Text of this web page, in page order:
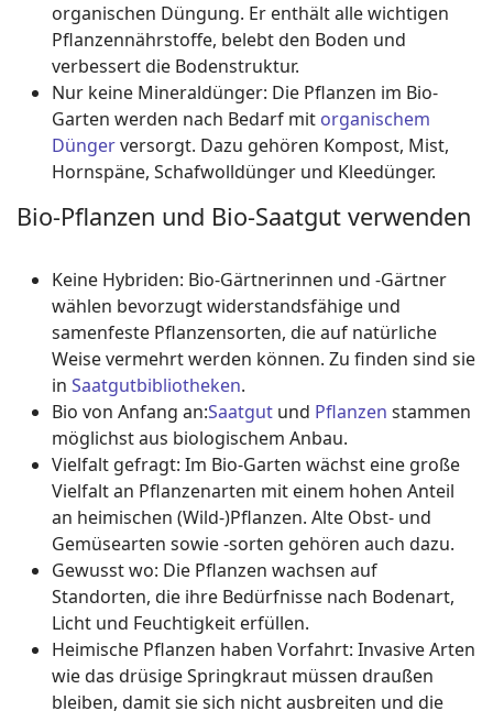
organischen Düngung. Er enthält alle wichtigen
Pflanzennährstoffe, belebt den Boden und
verbessert die Bodenstruktur.
Nur keine Mineraldünger: Die Pflanzen im Bio-
Garten werden nach Bedarf mit organischem
Düngerversorgt. Dazu gehören Kompost, Mist,
Hornspäne, Schafwolldünger und Kleedünger.
Bio-Pflanzen und Bio-Saatgut verwenden
Keine Hybriden: Bio-Gärtnerinnen und -Gärtner
wählen bevorzugt widerstandsfähige und
samenfeste Pflanzensorten, die auf natürliche
Weise vermehrt werden können. Zu finden sind sie
in Saatgutbibliotheken.
Bio von Anfang an:Saatgut und Pflanzen stammen
möglichst aus biologischem Anbau.
Vielfalt gefragt: Im Bio-Garten wächst eine große
Vielfalt an Pflanzenarten mit einem hohen Anteil
an heimischen (Wild-)Pflanzen. Alte Obst- und
Gemüsearten sowie -sorten gehören auch dazu.
Gewusst wo: Die Pflanzen wachsen auf
Standorten, die ihre Bedürfnisse nach Bodenart,
Licht und Feuchtigkeit erfüllen.
Heimische Pflanzen haben Vorfahrt: Invasive Arten
wie das drüsige Springkraut müssen draußen
bleiben, damit sie sich nicht ausbreiten und die